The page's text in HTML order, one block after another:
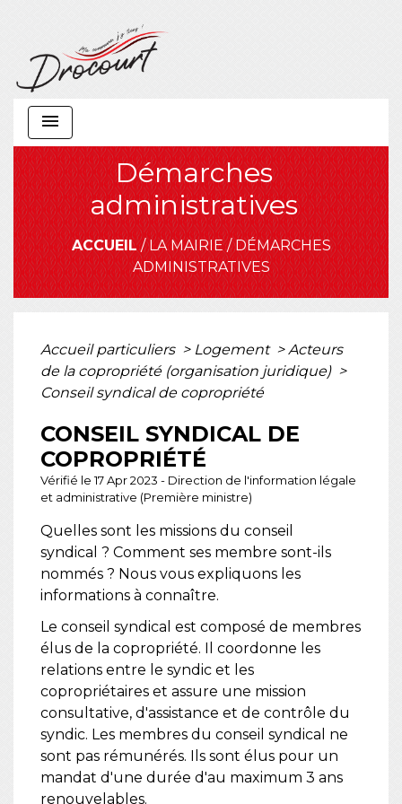
menu
Démarches
administratives
ACCUEIL/LA MAIRIE/DÉMARCHES
ADMINISTRATIVES
Accueil particuliers > Logement > Acteurs
de la copropriété (organisation juridique) >
Conseil syndical de copropriété
CONSEIL SYNDICAL DE
COPROPRIÉTÉ
Vérifié le 17 Apr 2023 - Direction de l'information légale
et administrative (Première ministre)
Quelles sont les missions du conseil
syndical ? Comment ses membre sont-ils
nommés ? Nous vous expliquons les
informations à connaître.
Le conseil syndical est composé de membres
élus de la copropriété. Il coordonne les
relations entre le syndic et les
copropriétaires et assure une mission
consultative, d'assistance et de contrôle du
syndic. Les membres du conseil syndical ne
sont pas rémunérés. Ils sont élus pour un
mandat d'une durée d'au maximum 3 ans
renouvelables.